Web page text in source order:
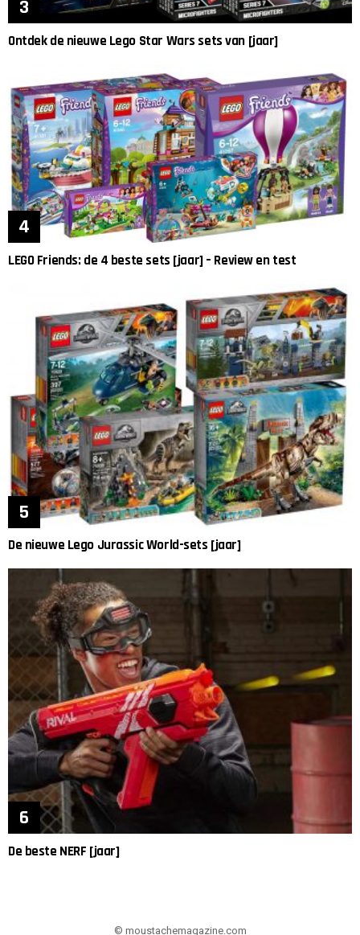
Ontdek de nieuwe Lego Star Wars sets van [jaar]
LEGO Friends: de 4 beste sets [jaar] – Review en test
De nieuwe Lego Jurassic World-sets [jaar]
De beste NERF [jaar]
© moustachemagazine.com